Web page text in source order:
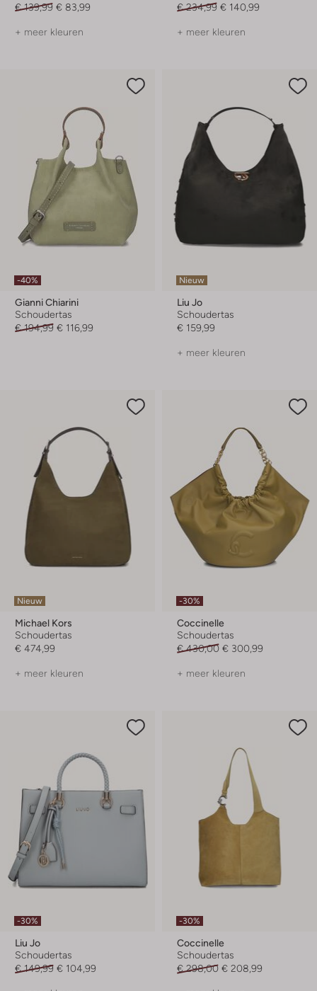
€ 139,99 € 83,99
+ meer kleuren
€ 234,99 € 140,99
+ meer kleuren
-40%
Gianni Chiarini
Schoudertas
€ 194,99 € 116,99
Nieuw
Liu Jo
Schoudertas
€ 159,99
+ meer kleuren
Nieuw
Michael Kors
Schoudertas
€ 474,99
+ meer kleuren
-30%
Coccinelle
Schoudertas
€ 430,00 € 300,99
+ meer kleuren
-30%
Liu Jo
Schoudertas
€ 149,99 € 104,99
-30%
Coccinelle
Schoudertas
€ 298,00 € 208,99